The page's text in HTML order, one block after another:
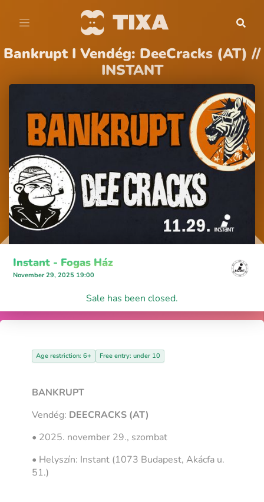
Bankrupt I Vendég: DeeCracks (AT) //
INSTANT
Instant - Fogas Ház
November 29, 2025 19:00
Sale has been closed.
Age restriction: 6+ Free entry: under 10
BANKRUPT
Vendég: DEECRACKS (AT)
• 2025. november 29., szombat
• Helyszín: Instant (1073 Budapest, Akácfa u.
51.)